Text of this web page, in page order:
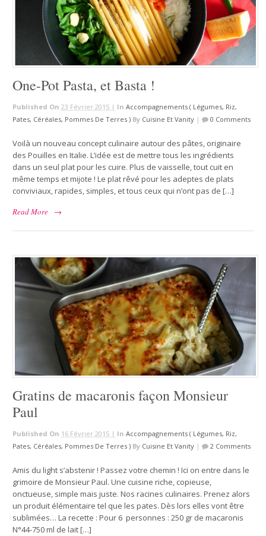
One-Pot Pasta, et Basta !
Published On 23 Février 2015 | In Accompagnements ( Légumes, Riz,
Pates, Céréales, Pommes De Terres ) By Cuisine Et Vanity | 0 Comments
Voilà un nouveau concept culinaire autour des pâtes, originaire
des Pouilles en Italie. L’idée est de mettre tous les ingrédients
dans un seul plat pour les cuire. Plus de vaisselle, tout cuit en
même temps et mijote ! Le plat rêvé pour les adeptes de plats
conviviaux, rapides, simples, et tous ceux qui n’ont pas de […]
Read More
→
Gratins de macaronis façon Monsieur
Paul
Published On 16 Février 2015 | In Accompagnements ( Légumes, Riz,
Pates, Céréales, Pommes De Terres ) By Cuisine Et Vanity | 2 Comments
Amis du light s’abstenir ! Passez votre chemin ! Ici on entre dans le
grimoire de Monsieur Paul. Une cuisine riche, copieuse,
onctueuse, simple mais juste. Nos racines culinaires. Prenez alors
un produit élémentaire tel que les pates. Dès lors elles vont être
sublimées… La recette : Pour 6 personnes : 250 gr de macaronis
N°44-750 ml de lait […]